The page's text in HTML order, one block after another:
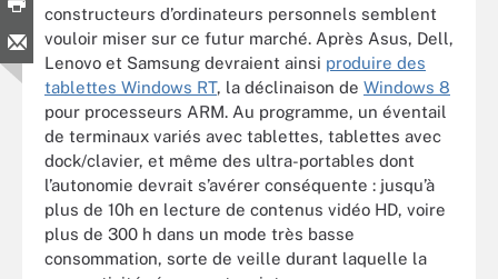
constructeurs d’ordinateurs personnels semblent
vouloir miser sur ce futur marché. Après Asus, Dell,
Lenovo et Samsung devraient ainsi produire des
tablettes Windows RT, la déclinaison de Windows 8
pour processeurs ARM. Au programme, un éventail
de terminaux variés avec tablettes, tablettes avec
dock/clavier, et même des ultra-portables dont
l’autonomie devrait s’avérer conséquente : jusqu’à
plus de 10h en lecture de contenus vidéo HD, voire
plus de 300 h dans un mode très basse
consommation, sorte de veille durant laquelle la